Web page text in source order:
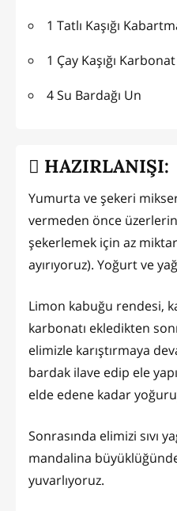
1 Tatlı Kaşığı
1 Çay Kaşığı Karbonat
4 Su Bardağı Un
HAZIRLANIŞI:
Yumurta ve şekeri
vermeden önce
şekerlemek için az
ayırıyoruz). Yoğurt ve
Limon kabuğu rendesi,
karbonatı ekledikten
elimizle karıştırmaya
bardak ilave edip ele
elde edene kadar
Sonrasında elimizi sıvı
mandalina
yuvarlıyoruz.